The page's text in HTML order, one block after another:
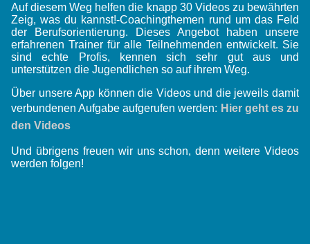
Auf diesem Weg helfen die knapp 30 Videos zu bewährten
Zeig, was du kannst!-Coachingthemen rund um das Feld
der Berufsorientierung. Dieses Angebot haben unsere
erfahrenen Trainer für alle Teilnehmenden entwickelt. Sie
sind echte Profis, kennen sich sehr gut aus und
unterstützen die Jugendlichen so auf ihrem Weg.
Über unsere App können die Videos und die jeweils damit
verbundenen Aufgabe aufgerufen werden: Hier geht es zu
den Videos
Und übrigens freuen wir uns schon, denn weitere Videos
werden folgen!